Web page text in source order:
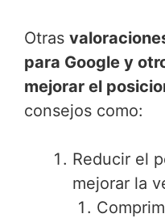
Otras
para Google y
mejorar el
consejos como:
Reducir el
mejorar la